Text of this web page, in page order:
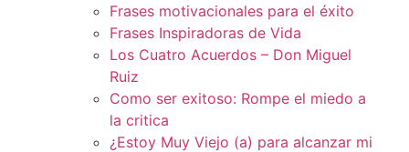
Frases motivacionales para el éxito
Frases Inspiradoras de Vida
Los Cuatro Acuerdos – Don Miguel
Ruiz
Como ser exitoso: Rompe el miedo a
la critica
¿Estoy Muy Viejo (a) para alcanzar mi